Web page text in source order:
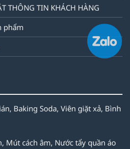
THÔNG TIN KHÁCH HÀNG
phẩm
Baking Soda, Viên giặt xả, Bình
Mút cách âm, Nước tẩy quần áo